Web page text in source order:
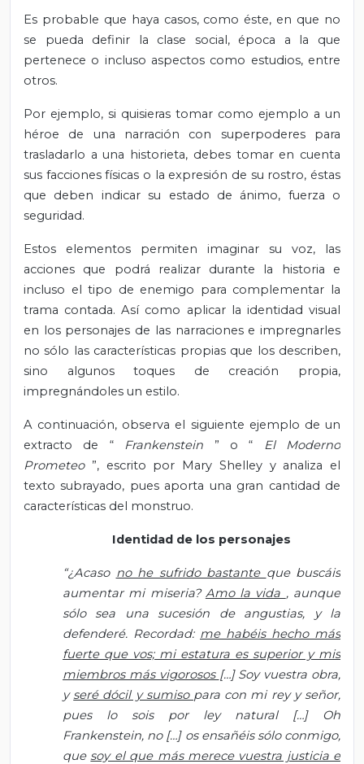
Es probable que haya casos, como éste, en que no
se pueda definir la clase social, época a la que
pertenece o incluso aspectos como estudios, entre
otros.
Por ejemplo, si quisieras tomar como ejemplo a un
héroe de una narración con superpoderes para
trasladarlo a una historieta, debes tomar en cuenta
sus facciones físicas o la expresión de su rostro, éstas
que deben indicar su estado de ánimo, fuerza o
seguridad.
Estos elementos permiten imaginar su voz, las
acciones que podrá realizar durante la historia e
incluso el tipo de enemigo para complementar la
trama contada. Así como aplicar la identidad visual
en los personajes de las narraciones e impregnarles
no sólo las características propias que los describen,
sino algunos toques de creación propia,
impregnándoles un estilo.
A continuación, observa el siguiente ejemplo de un
extracto de “ Frankenstein ” o “ El Moderno
Prometeo ”, escrito por Mary Shelley y analiza el
texto subrayado, pues aporta una gran cantidad de
características del monstruo.
Identidad de los personajes
“¿Acaso no he sufrido bastante que buscáis
aumentar mi miseria? Amo la vida , aunque
sólo sea una sucesión de angustias, y la
defenderé. Recordad: me habéis hecho más
fuerte que vos; mi estatura es superior y mis
miembros más vigorosos […] Soy vuestra obra,
y seré dócil y sumiso para con mi rey y señor,
pues lo sois por ley natural […] Oh
Frankenstein, no […] os ensañéis sólo conmigo,
que soy el que más merece vuestra justicia e